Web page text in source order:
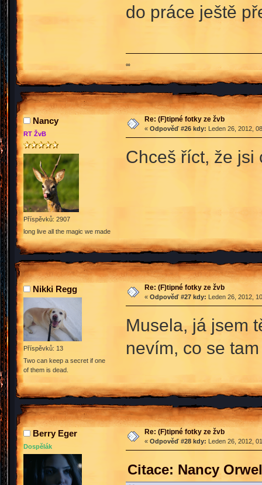
do práce ještě
∞
Nancy
RT ŽvB
Příspěvků: 2907
long live all the magic we made
Re: (F)tipné fotky ze žvb
« Odpověď #26 kdy: Leden 26, 2012,
Chceš říct, že
Nikki Regg
Příspěvků: 13
Two can keep a secret if one
of them is dead.
Re: (F)tipné fotky ze žvb
« Odpověď #27 kdy: Leden 26, 2012,
Musela, já jsem
nevím, co se
Berry Eger
Dospělák
Re: (F)tipné fotky ze žvb
« Odpověď #28 kdy: Leden 26, 2012,
Citace: Nancy